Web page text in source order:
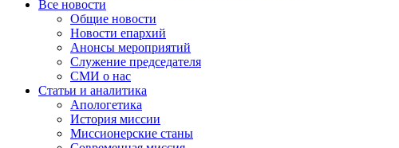
Все новости
Общие новости
Новости епархий
Анонсы мероприятий
Служение председателя
СМИ о нас
Статьи и аналитика
Апологетика
История миссии
Миссионерские станы